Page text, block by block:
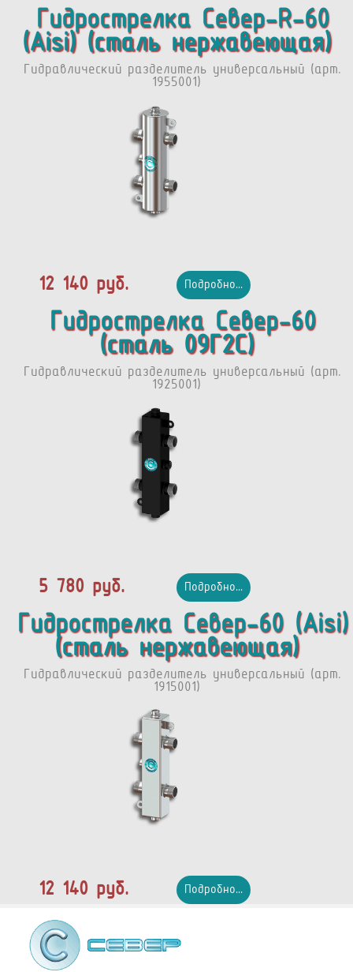
Гидрострелка Север-R-60
(Aisi) (сталь нержавеющая)
Гидравлический разделитель универсальный (арт.
1955001)
12 140 руб. Подробно...
Гидрострелка Север-60
(сталь 09Г2С)
Гидравлический разделитель универсальный (арт.
1925001)
5 780 руб. Подробно...
Гидрострелка Север-60 (Aisi)
(сталь нержавеющая)
Гидравлический разделитель универсальный (арт.
1915001)
12 140 руб. Подробно...